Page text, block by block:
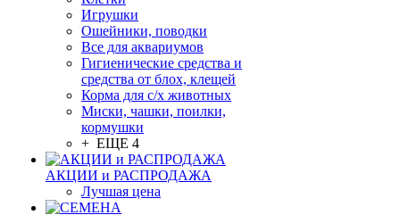
Игрушки
Ошейники, поводки
Все для аквариумов
Гигиенические средства и
средства от блох, клещей
Корма для с/х животных
Миски, чашки, поилки,
кормушки
+ ЕЩЕ 4
АКЦИИ и РАСПРОДАЖА
Лучшая цена